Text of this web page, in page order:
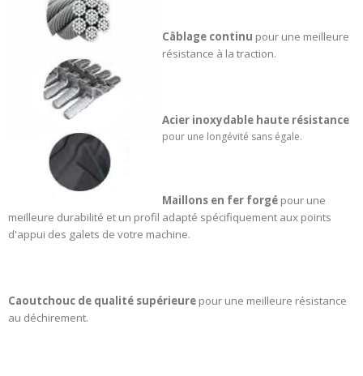
Câblage continu pour une meilleure
résistance à la traction.
Acier inoxydable haute résistance
pour une longévité sans égale.
Maillons en fer forgépour une
meilleure durabilité et un profil adapté spécifiquement aux points
d'appui des galets de votre machine.
Caoutchouc de qualité supérieurepour une meilleure résistance
au déchirement.